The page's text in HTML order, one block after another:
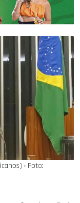
‧ Foto: